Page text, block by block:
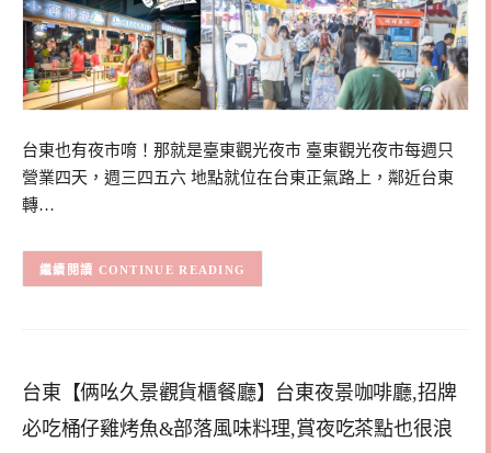
台東也有夜市唷！那就是臺東觀光夜市 臺東觀光夜市每週只
營業四天，週三四五六 地點就位在台東正氣路上，鄰近台東
轉…
CONTINUE READING
台東【俩吆久景觀貨櫃餐廳】台東夜景咖啡廳,招牌
必吃桶仔雞烤魚&部落風味料理,賞夜吃茶點也很浪